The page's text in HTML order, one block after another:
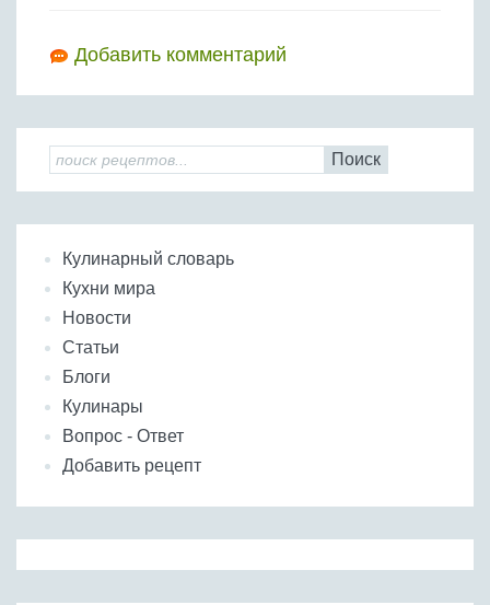
Добавить комментарий
Поиск
Кулинарный словарь
Кухни мира
Новости
Статьи
Блоги
Кулинары
Вопрос - Ответ
Добавить рецепт